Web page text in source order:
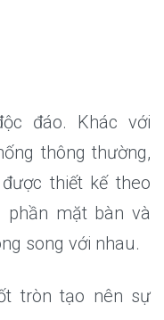
đáo. Khác với
thông thường,
thiết kế theo
phần mặt bàn và
song với nhau.
tròn tạo nên sự